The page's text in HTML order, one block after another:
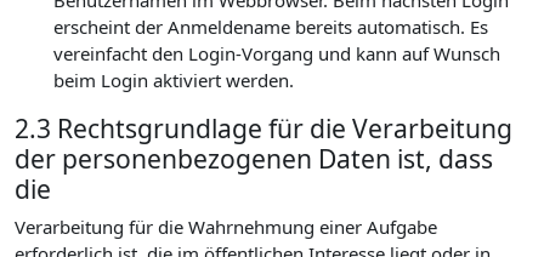
erscheint der Anmeldename bereits automatisch. Es
vereinfacht den Login-Vorgang und kann auf Wunsch
beim Login aktiviert werden.
2.3 Rechtsgrundlage für die Verarbeitung
der personenbezogenen Daten ist, dass
die
Verarbeitung für die Wahrnehmung einer Aufgabe